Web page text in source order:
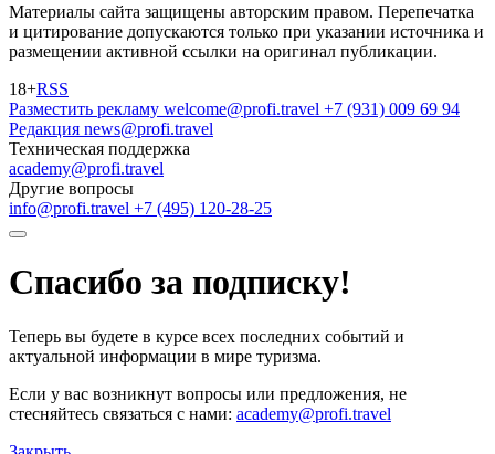
Материалы сайта защищены авторским правом. Перепечатка
и цитирование допускаются только при указании источника и
размещении активной ссылки на оригинал публикации.
18+RSS
Разместить рекламу welcome@profi.travel +7 (931) 009 69 94
Редакция news@profi.travel
Техническая поддержка
academy@profi.travel
Другие вопросы
info@profi.travel +7 (495) 120-28-25
Спасибо за подписку!
Теперь вы будете в курсе всех последних событий и
актуальной информации в мире туризма.
Если у вас возникнут вопросы или предложения, не
стесняйтесь связаться с нами: academy@profi.travel